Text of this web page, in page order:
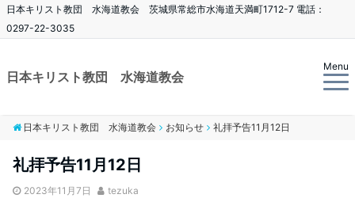
日本キリスト教団 水海道教会 茨城県常総市水海道天満町1712-7 電話：
0297-22-3035
日本キリスト教団 水海道教会
Menu
日本キリスト教団 水海道教会 お知らせ 礼拝予告11月12日
礼拝予告11月12日
2023年11月7日 tezuka